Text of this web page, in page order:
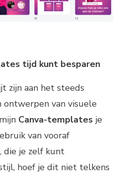
tijd kunt besparen
zijn aan het steeds
ontwerpen van visuele
Canva-templates je
van vooraf
die je zelf kunt
hoef je dit niet telkens